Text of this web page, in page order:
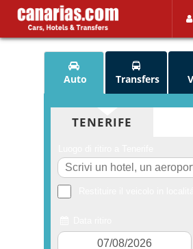
Auto Transfers